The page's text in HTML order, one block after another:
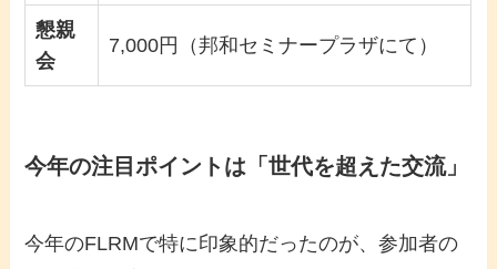
懇親
会
7,000円（邦和セミナープラザにて）
今年の注目ポイントは「世代を超えた交流」
今年のFLRMで特に印象的だったのが、参加者の